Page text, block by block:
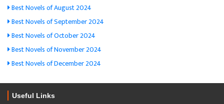
Best Novels of August 2024
Best Novels of September 2024
Best Novels of October 2024
Best Novels of November 2024
Best Novels of December 2024
Useful Links